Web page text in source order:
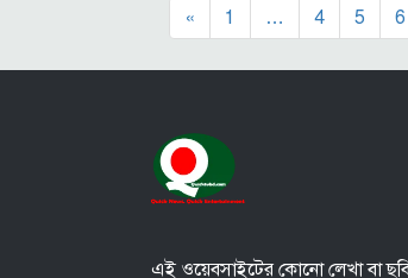
« 1 … 4 5 6
এই ওয়েবসাইটের কোনো লেখা বা